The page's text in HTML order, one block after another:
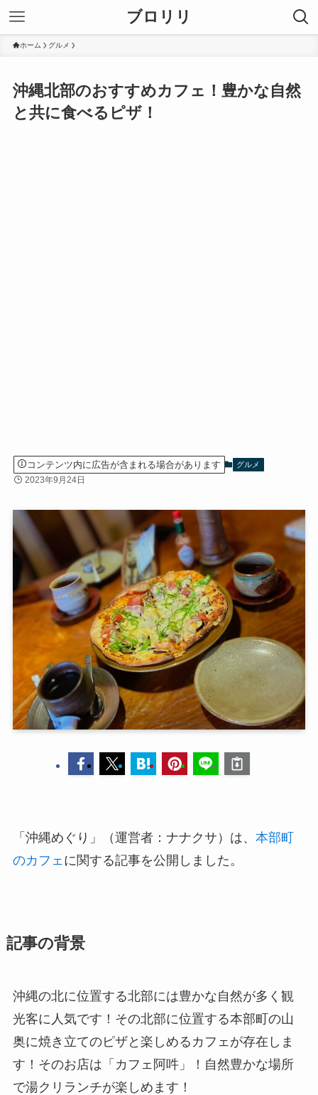
ブロリリ
ホーム グルメ
沖縄北部のおすすめカフェ！豊かな自然
と共に食べるピザ！
コンテンツ内に広告が含まれる場合があります グルメ
2023年9月24日
「沖縄めぐり」（運営者：ナナクサ）は、 本部町
のカフェ に関する記事を公開しました。
記事の背景
沖縄の北に位置する北部には豊かな自然が多く観
光客に人気です！その北部に位置する本部町の山
奥に焼き立てのピザと楽しめるカフェが存在しま
す！そのお店は「カフェ阿吽」！自然豊かな場所
で湯クリランチが楽しめます！